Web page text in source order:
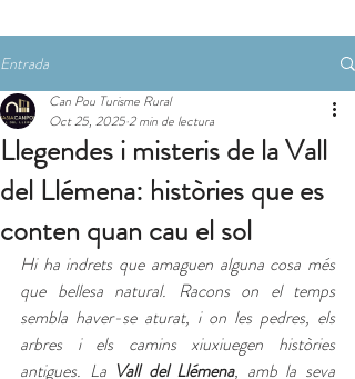
Entrada
Llegendes i misteris de la Vall
del Llémena: històries que es
conten quan cau el sol
Can Pou Turisme Rural
Oct 25, 20252 min de lectura
Hi ha indrets que amaguen alguna cosa més
que bellesa natural. Racons on el temps
sembla haver-se aturat, i on les pedres, els
arbres i els camins xiuxiuegen històries
antigues. La Vall del Llémena, amb la seva